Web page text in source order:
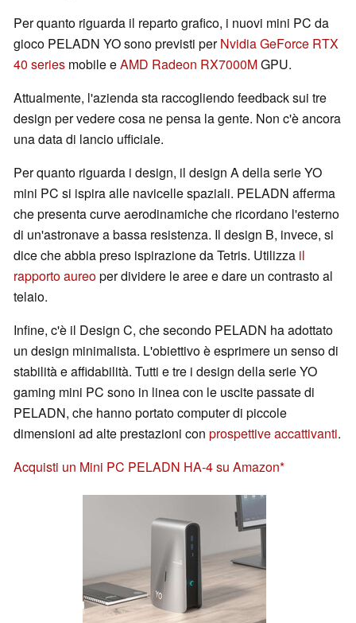
Per quanto riguarda il reparto grafico, i nuovi mini PC da
gioco PELADN YO sono previsti perNvidia GeForce RTX
40 series mobile eAMD Radeon RX7000MGPU.
Attualmente, l'azienda sta raccogliendo feedback sui tre
design per vedere cosa ne pensa la gente. Non c'è ancora
una data di lancio ufficiale.
Per quanto riguarda i design, il design A della serie YO
mini PC si ispira alle navicelle spaziali. PELADN afferma
che presenta curve aerodinamiche che ricordano l'esterno
di un'astronave a bassa resistenza. Il design B, invece, si
dice che abbia preso ispirazione da Tetris. Utilizza il
rapporto aureoper dividere le aree e dare un contrasto al
telaio.
Infine, c'è il Design C, che secondo PELADN ha adottato
un design minimalista. L'obiettivo è esprimere un senso di
stabilità e affidabilità. Tutti e tre i design della serie YO
gaming mini PC sono in linea con le uscite passate di
PELADN, che hanno portato computer di piccole
dimensioni ad alte prestazioni con prospettive accattivanti.
Acquisti un Mini PC PELADN HA-4 su Amazon